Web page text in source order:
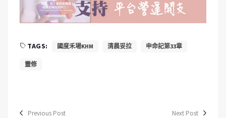
TAGS: 國度禾場KHM 清晨妥拉 申命記第33章
靈修
Previous Post Next Post